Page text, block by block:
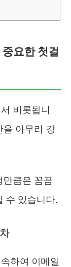
요한 첫걸
비롯됩니
을 아무리 강
만큼은 꼼꼼
수 있습니다.
하여 이메일